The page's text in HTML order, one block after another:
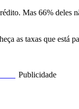
Mas 66% deles
as taxas que está
Publicidade